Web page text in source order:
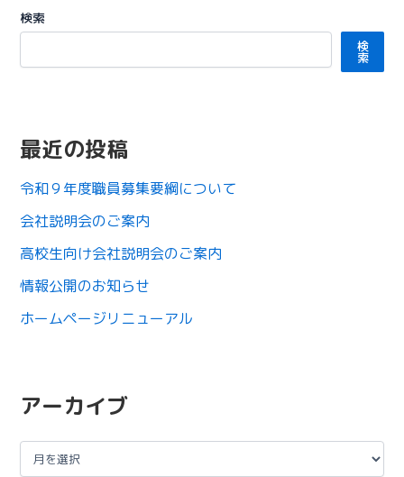
検索
検
索
最近の投稿
令和９年度職員募集要綱について
会社説明会のご案内
高校生向け会社説明会のご案内
情報公開のお知らせ
ホームページリニューアル
アーカイブ